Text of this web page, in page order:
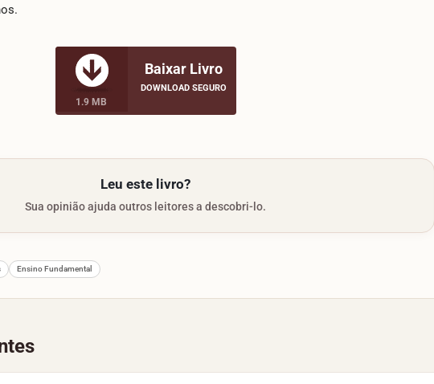
1.9 MB
Baixar Livro
DOWNLOAD SEGURO
Leu este livro?
Sua opinião ajuda outros leitores a descobri-lo.
Ensino Fundamental